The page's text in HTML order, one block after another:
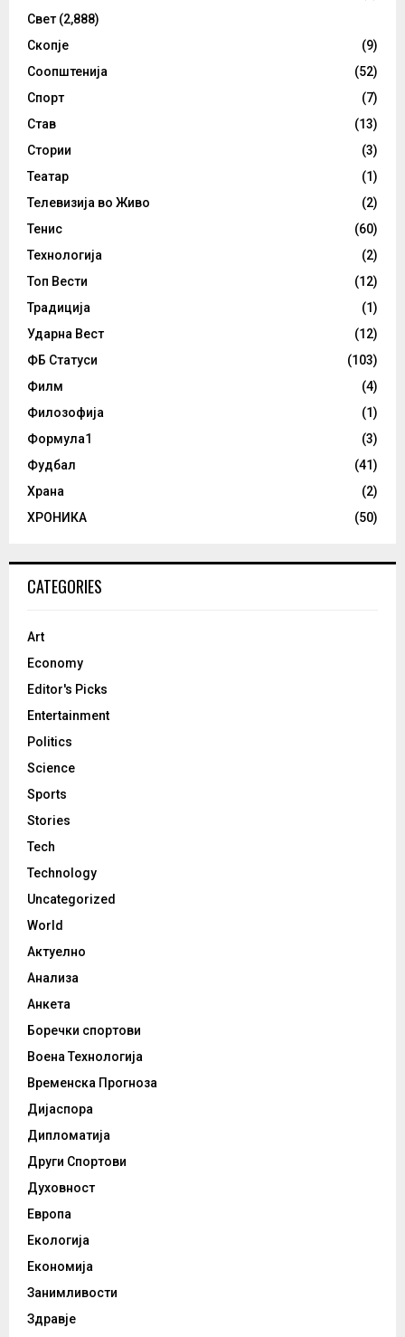
Свет (2,888)
Скопје
(9)
Соопштенија
(52)
Спорт
(7)
Став
(13)
Стории
(3)
Театар
(1)
Телевизија во Живо
(2)
Тенис
(60)
Технологија
(2)
Топ Вести
(12)
Традиција
(1)
Ударна Вест
(12)
ФБ Статуси
(103)
Филм
(4)
Филозофија
(1)
Формула1
(3)
Фудбал
(41)
Храна
(2)
ХРОНИКА
(50)
CATEGORIES
Art
Economy
Editor's Picks
Entertainment
Politics
Science
Sports
Stories
Tech
Technology
Uncategorized
World
Актуелно
Анализа
Анкета
Боречки спортови
Воена Технологија
Временска Прогноза
Дијаспора
Дипломатија
Други Спортови
Духовност
Европа
Екологија
Економија
Занимливости
Здравје